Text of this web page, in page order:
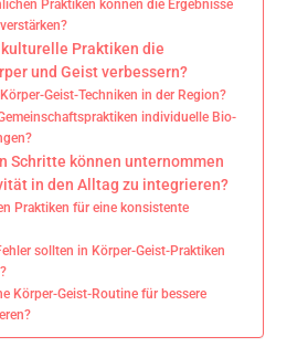
Praktiken können die Ergebnisse
Praktiken die
und Geist verbessern?
Geist-Techniken in der Region?
individuelle Bio-
Schritte können unternommen
in den Alltag zu integrieren?
Praktiken für eine konsistente
sollten in Körper-Geist-Praktiken
Körper-Geist-Routine für bessere